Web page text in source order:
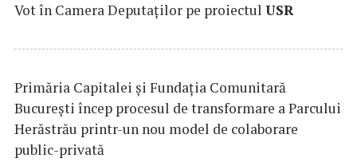
Vot în Camera Deputaţilor pe proiectul USR
Primăria Capitalei și Fundația Comunitară
București încep procesul de transformare a Parcului
Herăstrău printr-un nou model de colaborare
public-privată